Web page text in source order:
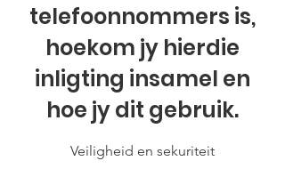
telefoonnommers is,
hoekom jy hierdie
inligting insamel en
hoe jy dit gebruik.
Veiligheid en sekuriteit